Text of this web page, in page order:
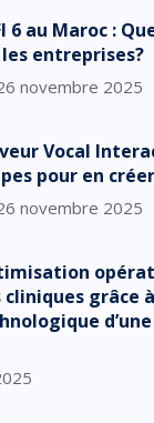
6 au Maroc :
entreprises?
novembre 2025
Vocal
pour en
novembre 2025
cliniques grâce